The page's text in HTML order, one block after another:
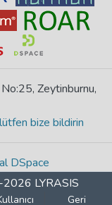
Zeytinburnu,
bize bildirin
DSpace
2026 LYRASIS
Geri